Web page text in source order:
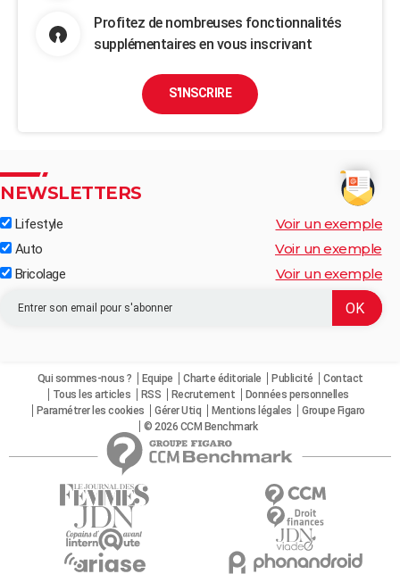
Profitez de nombreuses fonctionnalités
supplémentaires en vous inscrivant
S'INSCRIRE
NEWSLETTERS
Lifestyle Voir un exemple
Auto Voir un exemple
Bricolage Voir un exemple
Qui sommes-nous ? Equipe Charte éditoriale Publicité
Contact
Tous les articles
RSS Recrutement
Données personnelles
Paramétrer les cookies
Gérer Utiq Mentions légales
Groupe Figaro
© 2026 CCM Benchmark